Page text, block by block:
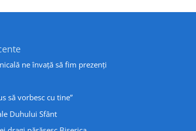
ne învață să fim prezenți
să vorbesc cu tine”
Duhului Sfânt